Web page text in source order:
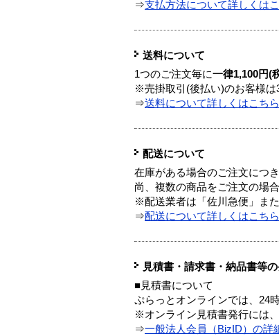
⇒支払方法について詳しくは
送料について
1つのご注文毎に一律1,100円(
※売掛取引(後払い)のお客様は
⇒送料について詳しくはこちら
配送について
在庫がある場合のご注文につ
尚、複数の商品をご注文の場
※配送業者は「佐川急便」ま
⇒配送について詳しくはこちら
見積書・請求書・納品書等
■見積書について
ぷらっとオンラインでは、24
※オンライン見積書発行には
⇒一般法人会員（BizID）の詳